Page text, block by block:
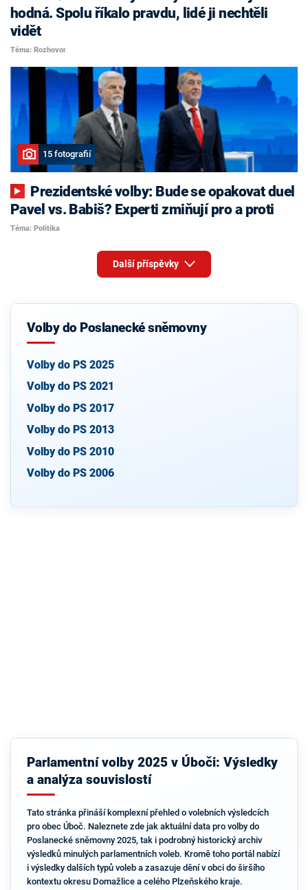
hodná. Spolu říkalo pravdu, lidé ji nechtěli
vidět
Téma: Rozhovor
15 fotografií
Pavel vs. Babiš? Experti zmiňují pro a proti
Téma: Politika
Další příspěvky
Volby do Poslanecké sněmovny
Volby do PS 2025
Volby do PS 2021
Volby do PS 2017
Volby do PS 2013
Volby do PS 2010
Volby do PS 2006
Parlamentní volby 2025 v Úboči: Výsledky
a analýza souvislostí
Tato stránka přináší komplexní přehled o volebních výsledcích
pro obec Úboč. Naleznete zde jak aktuální data pro volby do
Poslanecké sněmovny 2025, tak i podrobný historický archiv
výsledků minulých parlamentních voleb. Kromě toho portál nabízí
i výsledky dalších typů voleb a zasazuje dění v obci do širšího
kontextu okresu Domažlice a celého Plzeňského kraje.